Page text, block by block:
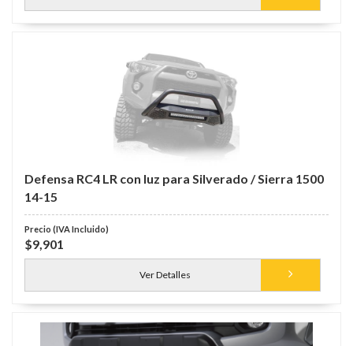
Defensa RC4 LR con luz para Silverado / Sierra 1500
14-15
$9,901
Ver Detalles